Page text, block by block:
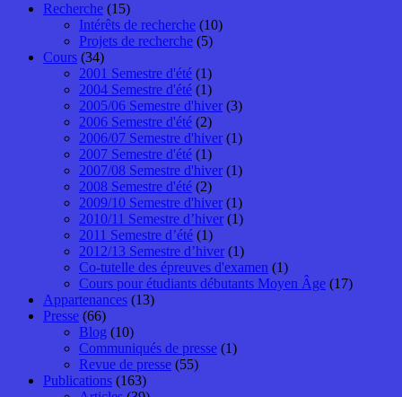
Recherche (15)
Intérêts de recherche (10)
Projets de recherche (5)
Cours (34)
2001 Semestre d'été (1)
2004 Semestre d'été (1)
2005/06 Semestre d'hiver (3)
2006 Semestre d'été (2)
2006/07 Semestre d'hiver (1)
2007 Semestre d'été (1)
2007/08 Semestre d'hiver (1)
2008 Semestre d'été (2)
2009/10 Semestre d'hiver (1)
2010/11 Semestre d’hiver (1)
2011 Semestre d’été (1)
2012/13 Semestre d’hiver (1)
Co-tutelle des épreuves d'examen (1)
Cours pour étudiants débutants Moyen Âge (17)
Appartenances (13)
Presse (66)
Blog (10)
Communiqués de presse (1)
Revue de presse (55)
Publications (163)